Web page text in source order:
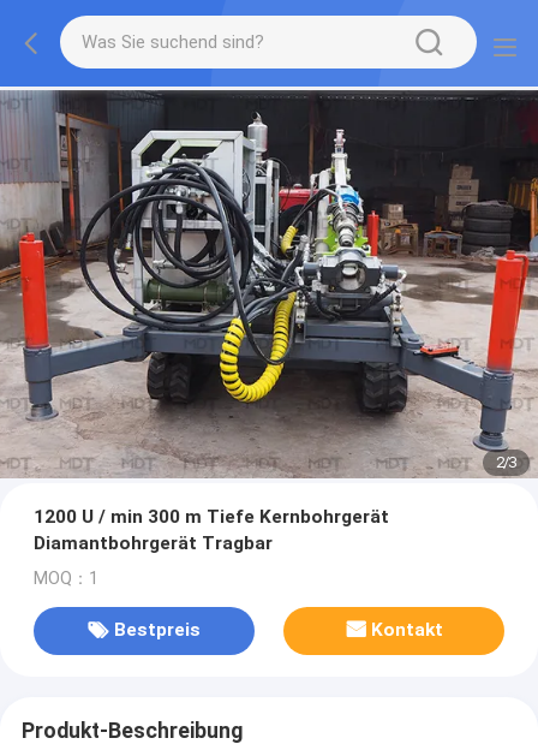
2/3
1200 U / min 300 m Tiefe Kernbohrgerät
Diamantbohrgerät Tragbar
MOQ：1
Bestpreis Kontakt
Produkt-Beschreibung